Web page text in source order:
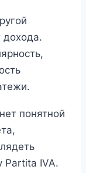
дохода.
понятной
Partita IVA.